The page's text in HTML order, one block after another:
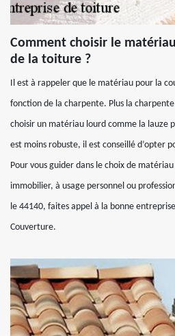
Comment choisir le
de la toiture ?
Il est à rappeler que le matériau pour la
fonction de la charpente. Plus la
choisir un matériau lourd comme la lauze
est moins robuste, il est conseillé d’opter
Pour vous guider dans le choix de
immobilier, à usage personnel ou
le 44140, faites appel à la bonne
Couverture.